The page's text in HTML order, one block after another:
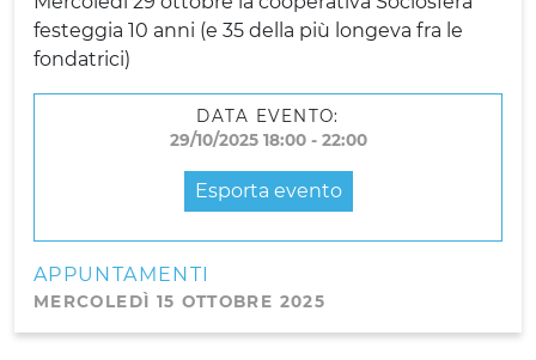
festeggia 10 anni (e 35 della più longeva fra le
fondatrici)
DATA EVENTO:
29/10/2025 18:00 - 22:00
Esporta evento
APPUNTAMENTI
MERCOLEDÌ 15 OTTOBRE 2025